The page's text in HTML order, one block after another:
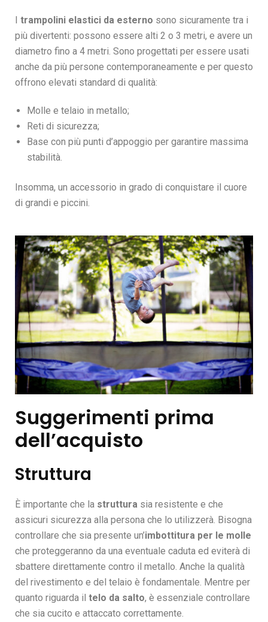
I trampolini elastici da esterno sono sicuramente tra i
più divertenti: possono essere alti 2 o 3 metri, e avere un
diametro fino a 4 metri. Sono progettati per essere usati
anche da più persone contemporaneamente e per questo
offrono elevati standard di qualità:
Molle e telaio in metallo;
Reti di sicurezza;
Base con più punti d’appoggio per garantire massima
stabilità.
Insomma, un accessorio in grado di conquistare il cuore
di grandi e piccini.
Suggerimenti prima
dell’acquisto
Struttura
È importante che la struttura sia resistente e che
assicuri sicurezza alla persona che lo utilizzerà. Bisogna
controllare che sia presente un’imbottitura per le molle
che proteggeranno da una eventuale caduta ed eviterà di
sbattere direttamente contro il metallo. Anche la qualità
del rivestimento e del telaio è fondamentale. Mentre per
quanto riguarda il telo da salto, è essenziale controllare
che sia cucito e attaccato correttamente.